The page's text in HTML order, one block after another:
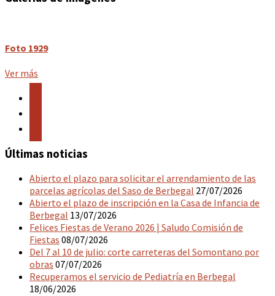
Foto 1929
Ver más
Últimas noticias
Abierto el plazo para solicitar el arrendamiento de las
parcelas agrícolas del Saso de Berbegal 27/07/2026
Abierto el plazo de inscripción en la Casa de Infancia de
Berbegal 13/07/2026
Felices Fiestas de Verano 2026 | Saludo Comisión de
Fiestas 08/07/2026
Del 7 al 10 de julio: corte carreteras del Somontano por
obras 07/07/2026
Recuperamos el servicio de Pediatría en Berbegal
18/06/2026